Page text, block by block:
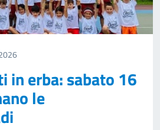
in erba: sabato 16
le